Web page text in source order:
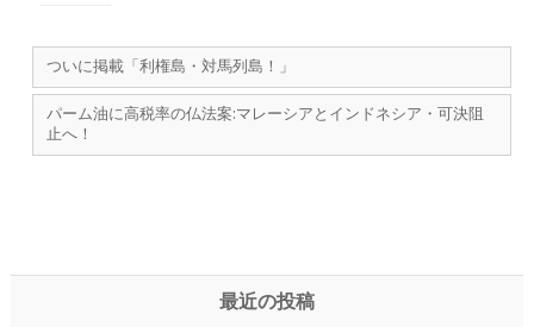
ついに掲載「利権島・対馬列島！」
パーム油に高税率の仏法案:マレーシアとインドネシア・可決阻
止へ！
最近の投稿